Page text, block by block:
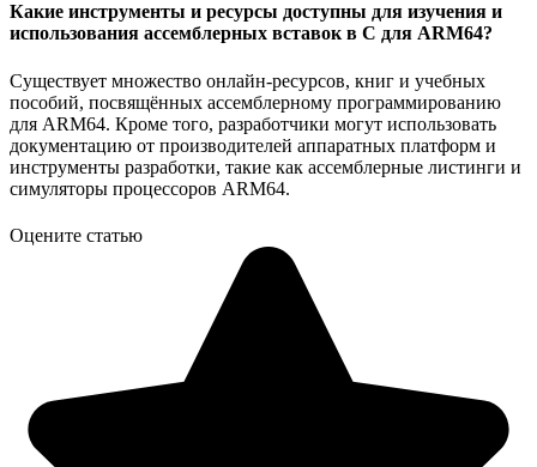
Какие инструменты и ресурсы доступны для изучения и
использования ассемблерных вставок в С для ARM64?
Существует множество онлайн-ресурсов, книг и учебных
пособий, посвящённых ассемблерному программированию
для ARM64. Кроме того, разработчики могут использовать
документацию от производителей аппаратных платформ и
инструменты разработки, такие как ассемблерные листинги и
симуляторы процессоров ARM64.
Оцените статью